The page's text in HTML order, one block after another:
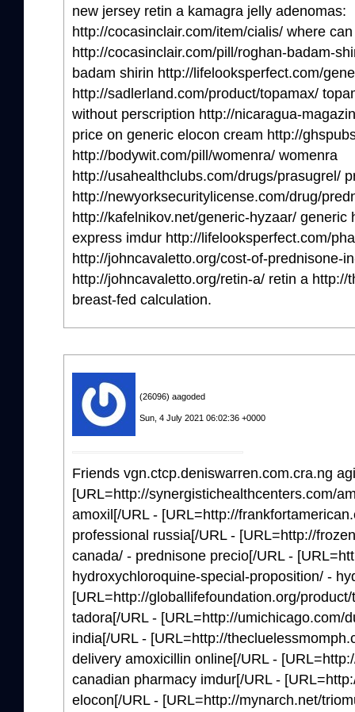
new jersey retin a kamagra jelly adenomas:
http://cocasinclair.com/item/cialis/ where
http://cocasinclair.com/pill/roghan-badam-
badam shirin http://lifelooksperfect.com/
http://sadlerland.com/product/topamax/
without perscription http://nicaragua-
price on generic elocon cream http://
http://bodywit.com/pill/womenra/ womenra
http://usahealthclubs.com/drugs/prasugrel/
http://newyorksecuritylicense.com/drug/
http://kafelnikov.net/generic-hyzaar/
express imdur http://lifelooksperfect.com/
http://johncavaletto.org/cost-of-prednisone-
http://johncavaletto.org/retin-a/ retin a
breast-fed calculation.
(26096) aagoded
Sun, 4 July 2021 06:02:36 +0000
Friends vgn.ctcp.deniswarren.com.cra.ng
[URL=http://synergistichealthcenters.com/
amoxil[/URL - [URL=http://
professional russia[/URL - [URL=http://
canada/ - prednisone precio[/URL -
hydroxychloroquine-special-proposition/ -
[URL=http://globallifefoundation.org/
tadora[/URL - [URL=http://umichicago.com/
india[/URL - [URL=http://
delivery amoxicillin online[/URL -
canadian pharmacy imdur[/URL -
elocon[/URL - [URL=http://mynarch.net/